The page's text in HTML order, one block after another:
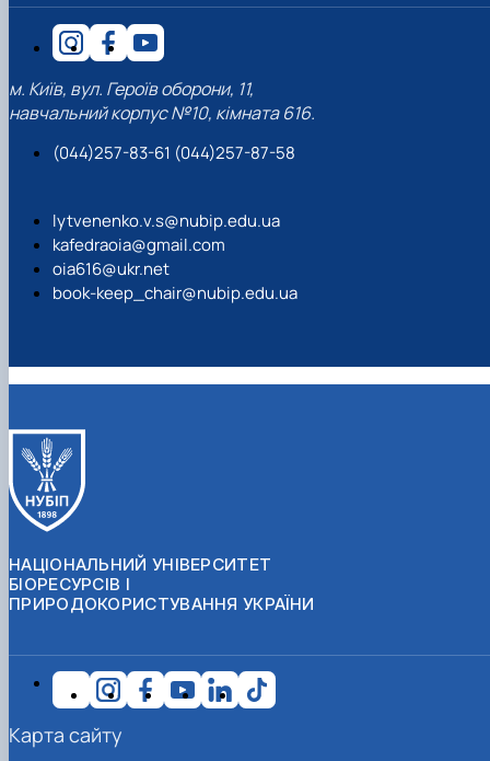
м. Київ, вул. Героїв оборони, 11,
навчальний корпус №10, кімната 616.
(044)257-83-61 (044)257-87-58
lytvenenko.v.s@nubip.edu.ua
kafedraoia@gmail.com
oia616@ukr.net
book-keep_chair@nubip.edu.ua
НАЦІОНАЛЬНИЙ УНІВЕРСИТЕТ
БІОРЕСУРСІВ І
ПРИРОДОКОРИСТУВАННЯ УКРАЇНИ
Карта сайту